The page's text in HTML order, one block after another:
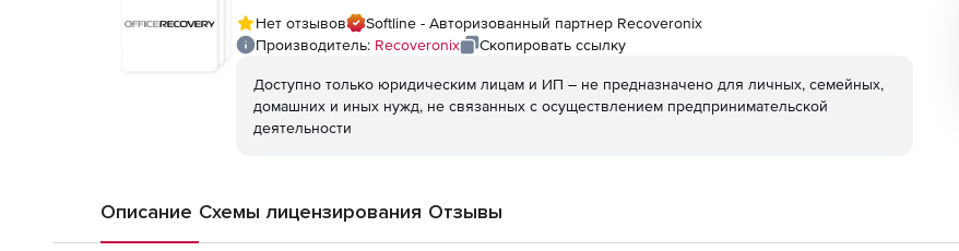
Нет отзывов
Softline - Авторизованный партнер Recoveronix
Производитель: Recoveronix Скопировать ссылку
Доступно только юридическим лицам и ИП – не предназначено для личных, семейных,
домашних и иных нужд, не связанных с осуществлением предпринимательской
деятельности
Описание Схемы лицензирования Отзывы